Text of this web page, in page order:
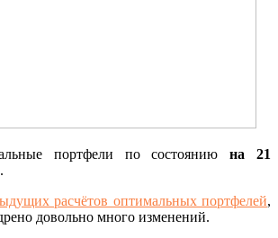
портфели по состояниюна 21
.
расчётов оптимальных портфелей,
довольно много изменений.